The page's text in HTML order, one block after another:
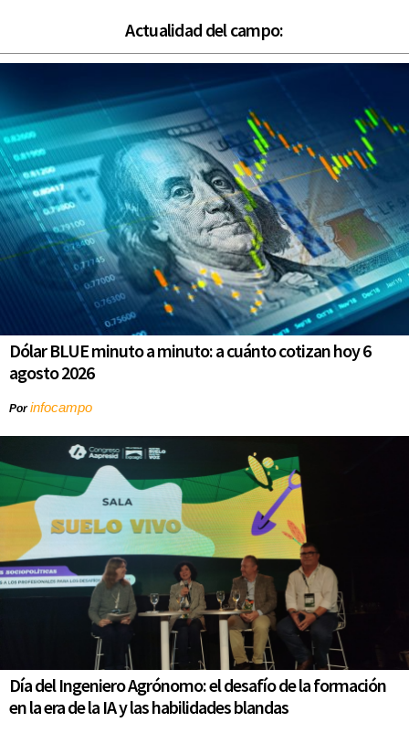
Actualidad del campo:
Dólar BLUE minuto a minuto: a cuánto cotizan hoy 6
agosto 2026
Porinfocampo
Día del Ingeniero Agrónomo: el desafío de la formación
en la era de la IA y las habilidades blandas